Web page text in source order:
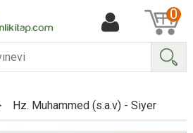
0
Hz. Muhammed (s.a.v) - Siyer